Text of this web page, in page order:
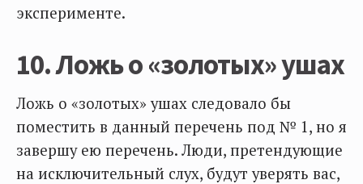
эксперименте.
10. Ложь о «золотых» ушах
Ложь о «золотых» ушах следовало бы
поместить в данный перечень под № 1, но я
завершу ею перечень. Люди, претендующие
на исключительный слух, будут уверять вас,